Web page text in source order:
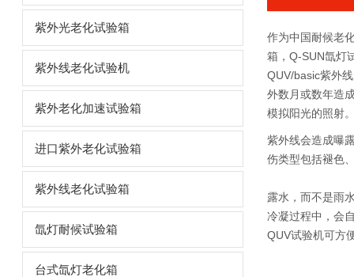
紫外光老化试验箱
紫外线老化试验机
紫外老化加速试验箱
进口紫外老化试验箱
紫外线老化试验箱
氙灯耐候试验箱
台式氙灯老化箱
作为中国耐候老
箱，Q-SUN氙灯
QUV/basic紫外
外数月或数年造
模拟阳光的照射
紫外线会造成曝
伤类型包括褪色
露水，而不是雨
冷凝过程中，会
QUV试验机可方